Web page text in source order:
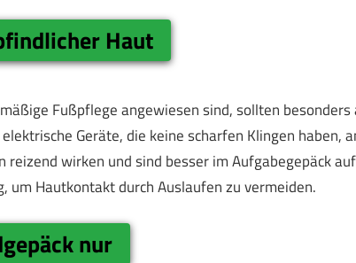
Haut
Fußpflege angewiesen sind, sollten
Geräte, die keine scharfen Klingen haben,
reizend wirken und sind besser im Aufgabegepäck
um Hautkontakt durch Auslaufen zu vermeiden.
nur